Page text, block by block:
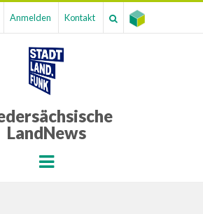
Anmelden Kontakt
LandNews
Menu